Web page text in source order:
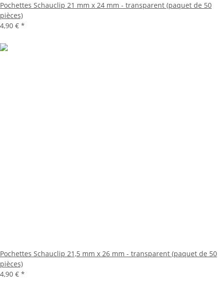
Pochettes Schauclip 21 mm x 24 mm - transparent (paquet de 50
pièces)
4,90 € *
Pochettes Schauclip 21,5 mm x 26 mm - transparent (paquet de 50
pièces)
4,90 € *